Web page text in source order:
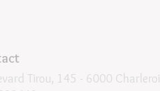
Tirou, 145 - 6000 Charleroi